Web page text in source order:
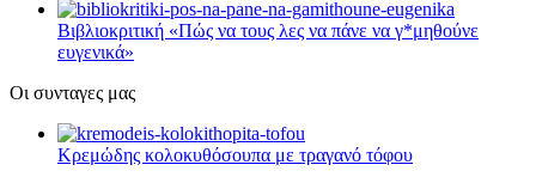
Βιβλιοκριτική «Πώς να τους λες να πάνε να γ*μηθούνε
ευγενικά»
Οι συνταγες μας
Κρεμώδης κολοκυθόσουπα με τραγανό τόφου